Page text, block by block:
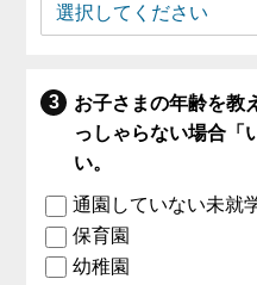
お子さまの年齢を教
っしゃらない場合「
い。
通園していない未就
保育園
幼稚園